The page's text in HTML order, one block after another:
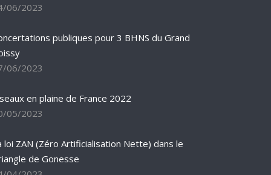
06/2023
publiques pour 3 BHNS du Grand
06/2023
en plaine de France 2022
05/2023
loi ZAN (Zéro Artificialisation Nette) dans le
de Gonesse